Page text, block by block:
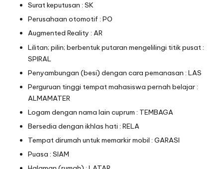
Surat keputusan : SK
Perusahaan otomotif : PO
Augmented Reality : AR
Lilitan; pilin; berbentuk putaran mengelilingi titik pusat :
SPIRAL
Penyambungan (besi) dengan cara pemanasan : LAS
Perguruan tinggi tempat mahasiswa pernah belajar :
ALMAMATER
Logam dengan nama lain cuprum : TEMBAGA
Bersedia dengan ikhlas hati : RELA
Tempat dirumah untuk memarkir mobil : GARASI
Puasa : SIAM